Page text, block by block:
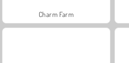
Charm Farm